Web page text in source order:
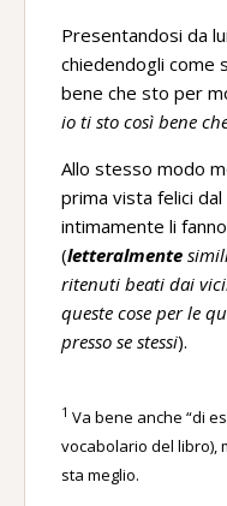
Presentandosi da
chiedendogli come
bene che sto per
io ti sto così bene
Allo stesso modo
prima vista felici
intimamente li
(letteralmente
ritenuti beati dai
queste cose per le
presso se stessi).
1 Va bene anche “di
vocabolario del libro),
sta meglio.